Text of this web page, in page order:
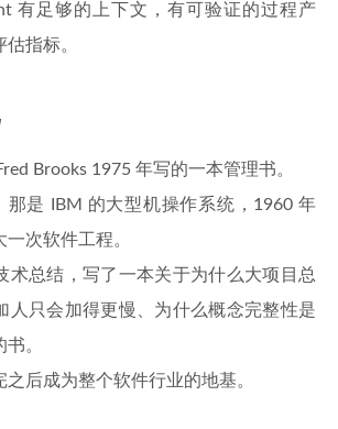
有足够的上下文，有可验证的过程产
指标。
Brooks 1975 年写的一本管理书。
那是 IBM 的大型机操作系统，1960 年
次软件工程。
术总结，写了一本关于为什么大项目总
人只会加得更慢、为什么概念完整性是
。
之后成为整个软件行业的地基。